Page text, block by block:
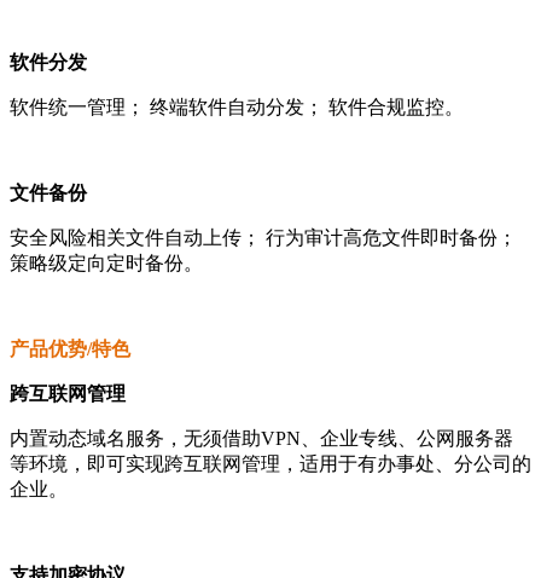
软件分发
软件统一管理； 终端软件自动分发； 软件合规监控。
文件备份
安全风险相关文件自动上传； 行为审计高危文件即时备份；
策略级定向定时备份。
产品优势/特色
跨互联网管理
内置动态域名服务，无须借助VPN、企业专线、公网服务器
等环境，即可实现跨互联网管理，适用于有办事处、分公司的
企业。